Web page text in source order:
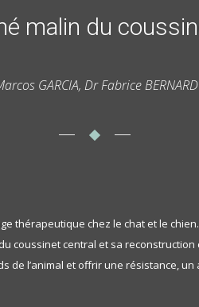
malin du
GARCIA, Dr Fabrice
thérapeutique chez le chat et le
coussinet central et sa
l’animal et offrir une résistance,